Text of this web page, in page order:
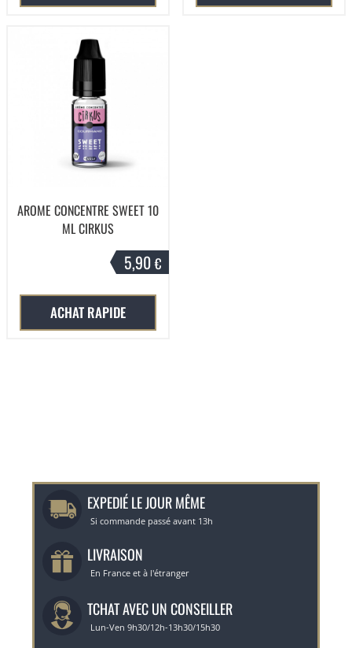
AROME CONCENTRE SWEET 10
ML CIRKUS
5,90€
ACHAT RAPIDE
EXPEDIÉ LE JOUR MÊME
Si commande passé avant 13h
LIVRAISON
En France et à l'étranger
TCHAT AVEC UN CONSEILLER
Lun-Ven 9h30/12h-13h30/15h30